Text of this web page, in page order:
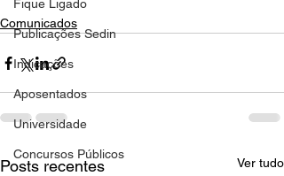
Fique Ligado
Publicações Sedin
Indicações
Aposentados
Universidade
Concursos Públicos
Comunicados
Posts recentes Ver tudo